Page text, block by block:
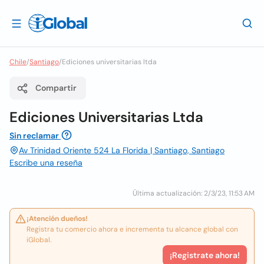
Chile/Santiago/Ediciones universitarias ltda
Compartir
Ediciones Universitarias Ltda
Sin reclamar
Av Trinidad Oriente 524 La Florida | Santiago, Santiago
Escribe una reseña
Última actualización: 2/3/23, 11:53 AM
¡Atención dueños!
Registra tu comercio ahora e incrementa tu alcance global con
iGlobal.
¡Registrate ahora!